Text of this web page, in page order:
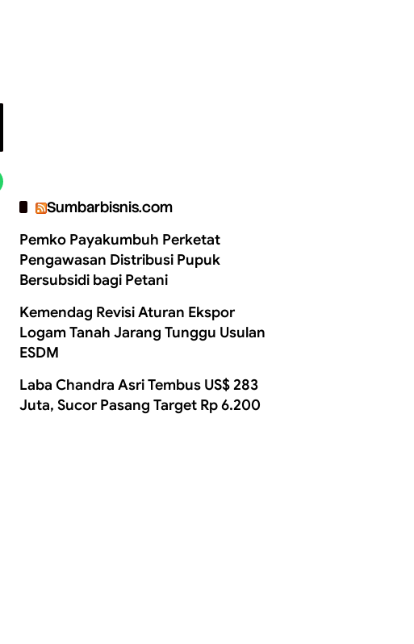
Sumbarbisnis.com
Pemko Payakumbuh Perketat
Pengawasan Distribusi Pupuk
Bersubsidi bagi Petani
Kemendag Revisi Aturan Ekspor
Logam Tanah Jarang Tunggu Usulan
ESDM
Laba Chandra Asri Tembus US$ 283
Juta, Sucor Pasang Target Rp 6.200